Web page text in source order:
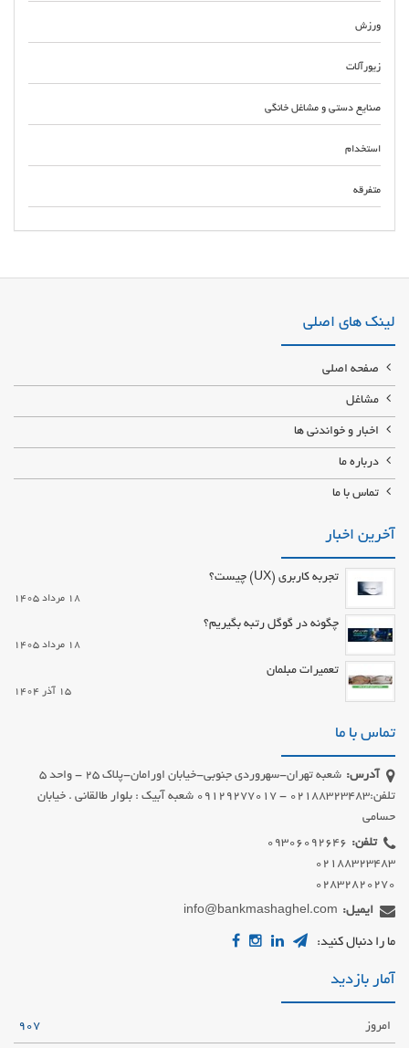
ورزش
زیورآلات
صنایع دستی و مشاغل خانگی
استخدام
متفرقه
ابزارقالیبافی, تابلوفرش،گلیم بافی تولید کننده انواع فرش و تابلو فرش در ابعاد
لینک های اصلی
صفحه اصلی
مشاغل
اخبار و خواندنی ها
درباره ما
تماس با ما
آخرین اخبار
تجربه کاربری (UX) چیست؟
18 مرداد 1405
چگونه در گوگل رتبه بگیریم؟
18 مرداد 1405
تعمیرات مبلمان
15 آذر 1404
تماس با ما
آدرس:
شعبه تهران-سهروردی جنوبی-خیابان اورامان-پلاک 25 - واحد 5
تلفن:02188323483 - 09129277017 شعبه آبیک : بلوار طالقانی . خیابان
حسامی
تلفن:
02832820270
ایمیل: info@bankmashaghel.com
ما را دنبال کنید:
آمار بازدید
امروز 907